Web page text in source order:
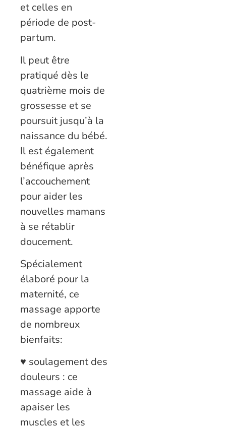
et celles en
période de post-
partum.
Il peut être
pratiqué dès le
quatrième mois de
grossesse et se
poursuit jusqu’à la
naissance du bébé.
Il est également
bénéfique après
l’accouchement
pour aider les
nouvelles mamans
à se rétablir
doucement.
Spécialement
élaboré pour la
maternité, ce
massage apporte
de nombreux
bienfaits:
♥ soulagement des
douleurs : ce
massage aide à
apaiser les
muscles et les